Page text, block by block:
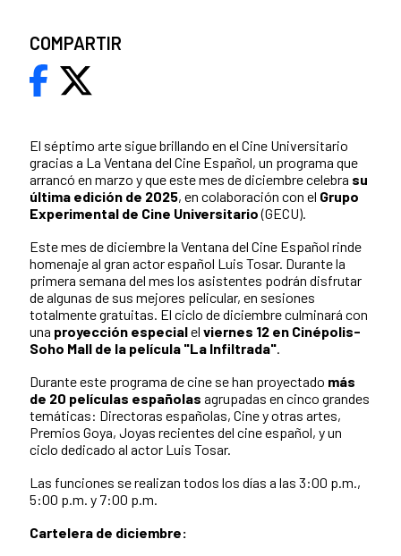
El séptimo arte sigue brillando en el Cine Universitario
gracias a La Ventana del Cine Español, un programa que
arrancó en marzo y que este mes de diciembre celebra su
última edición de 2025, en colaboración con el Grupo
Experimental de Cine Universitario(GECU).
Este mes de diciembre la Ventana del Cine Español rinde
homenaje al gran actor español Luis Tosar. Durante la
primera semana del mes los asistentes podrán disfrutar
de algunas de sus mejores pelicular, en sesiones
totalmente gratuitas. El ciclo de diciembre culminará con
una proyección especialel viernes 12 en Cinépolis-
Soho Mall de la película "La Infiltrada".
Durante este programa de cine se han proyectado más
de 20 películas españolas agrupadas en cinco grandes
temáticas: Directoras españolas, Cine y otras artes,
Premios Goya, Joyas recientes del cine español, y un
ciclo dedicado al actor Luis Tosar.
Las funciones se realizan todos los días a las 3:00 p.m.,
5:00 p.m. y 7:00 p.m.
Cartelera de diciembre:
COMPARTIR